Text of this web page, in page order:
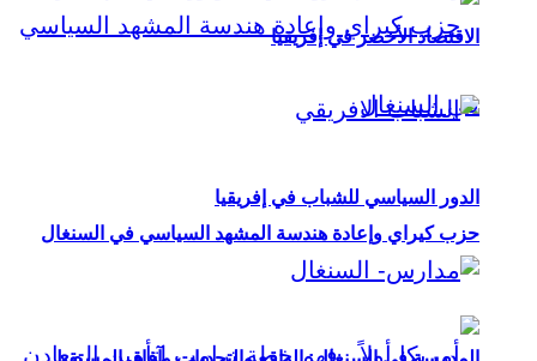
حزب كيراي وإعادة هندسة المشهد السياسي في السنغال
الاقتصاد الأخضر في إفريقيا
الدور السياسي للشباب في إفريقيا